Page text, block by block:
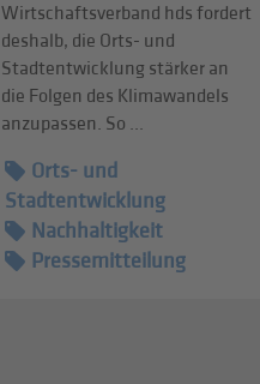
Wirtschaftsverband hds fordert
deshalb, die Orts- und
Stadtentwicklung stärker an
die Folgen des Klimawandels
anzupassen. So ...
Orts- und
Stadtentwicklung
Nachhaltigkeit
Pressemitteilung